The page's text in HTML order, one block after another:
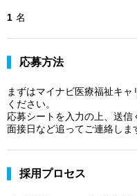
1 名
応募方法
まずはマイナビ医療福祉キ
ください。
応募シートを入力の上、送信
面接日など追ってご連絡しま
採用プロセス